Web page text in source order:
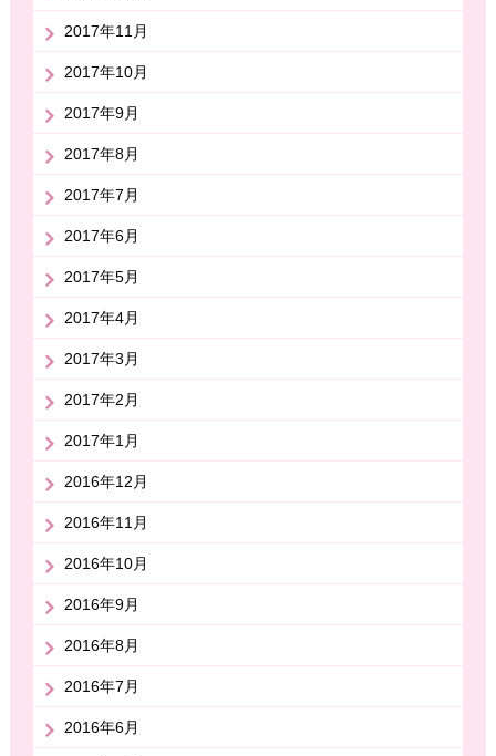
2017年11月
2017年10月
2017年9月
2017年8月
2017年7月
2017年6月
2017年5月
2017年4月
2017年3月
2017年2月
2017年1月
2016年12月
2016年11月
2016年10月
2016年9月
2016年8月
2016年7月
2016年6月